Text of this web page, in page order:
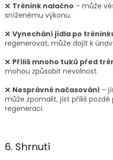
❌ Trénink nalačno – může
sníženému výkonu.
❌ Vynechání jídla po
regenerovat, může dojít k
❌ Příliš mnoho tuků před
mohou způsobit nevolnost.
❌ Nesprávné načasování –
může zpomalit, jíst příliš pozdě
regeneraci.
6. Shrnutí